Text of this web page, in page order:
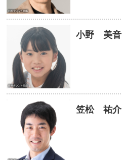
小野 美音
笠松 祐介